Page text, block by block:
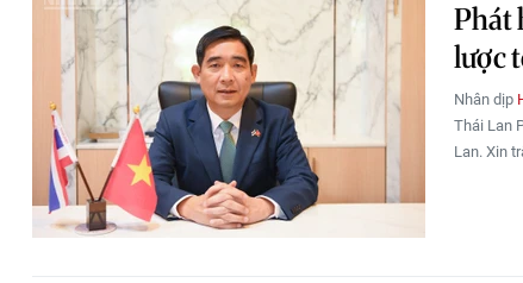
Phát
lược
Nhân dịp
Thái Lan
Lan. Xin